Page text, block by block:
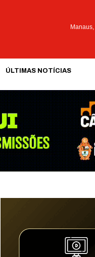
Manaus,
ÚLTIMAS NOTÍCIAS